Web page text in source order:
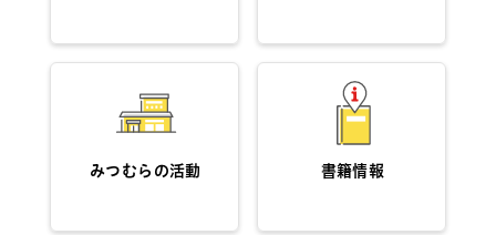
みつむらの活動 書籍情報